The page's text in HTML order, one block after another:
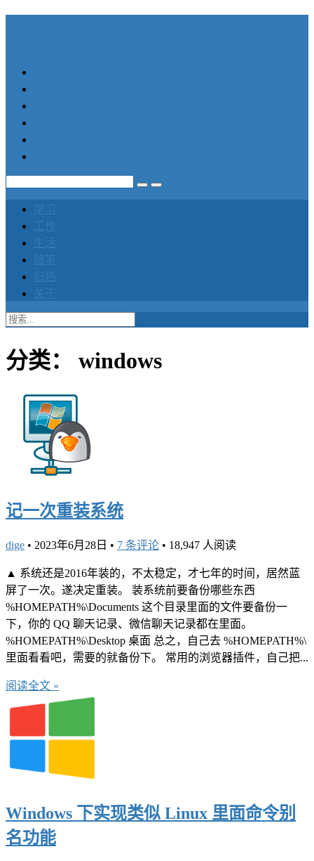
分类： windows
记一次重装系统
dige • 2023年6月28日 • 7 条评论 • 18,947 人阅读
▲ 系统还是2016年装的，不太稳定，才七年的时间，居然蓝
屏了一次。遂决定重装。 装系统前要备份哪些东西
%HOMEPATH%\Documents 这个目录里面的文件要备份一
下，你的 QQ 聊天记录、微信聊天记录都在里面。
%HOMEPATH%\Desktop 桌面 总之，自己去 %HOMEPATH%\
里面看看吧，需要的就备份下。 常用的浏览器插件，自己把...
阅读全文 »
Windows 下实现类似 Linux 里面命令别
名功能